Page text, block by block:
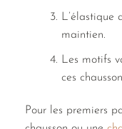
L’élastique
maintien.
Les motifs
ces
Pour les premiers